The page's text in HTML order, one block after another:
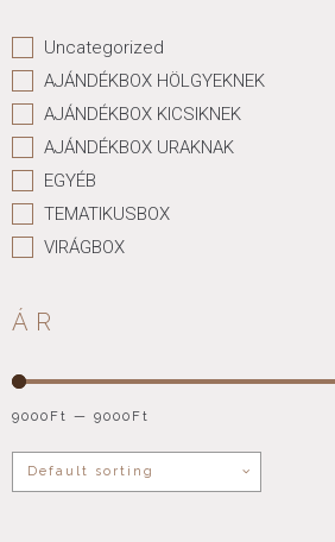
Uncategorized
AJÁNDÉKBOX HÖLGYEKNEK
AJÁNDÉKBOX KICSIKNEK
AJÁNDÉKBOX URAKNAK
EGYÉB
TEMATIKUSBOX
VIRÁGBOX
ÁR
9000 Ft — 9000 Ft